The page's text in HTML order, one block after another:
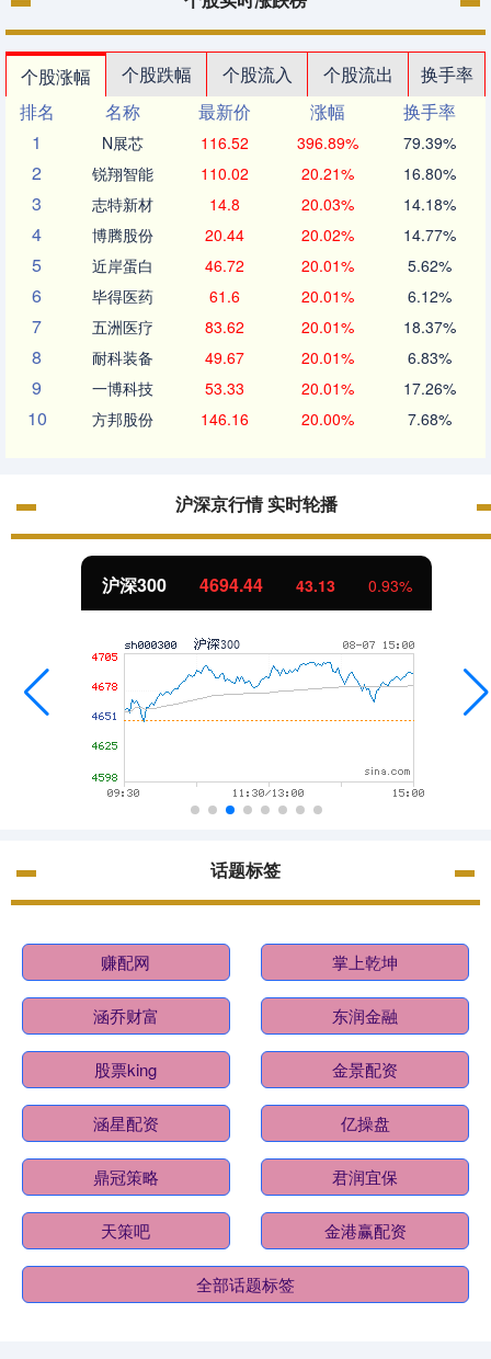
个股涨幅 个股跌幅 个股流入 个股流出
换手率
排名
名称 最新价 涨幅
换手率
1
N展芯 116.52 396.89% 79.39%
2 锐翔智能 110.02 20.21% 16.80%
3 志特新材 14.8 20.03% 14.18%
4 博腾股份 20.44 20.02% 14.77%
5 近岸蛋白 46.72 20.01% 5.62%
6 毕得医药 61.6 20.01% 6.12%
7 五洲医疗 83.62 20.01% 18.37%
8 耐科装备 49.67 20.01% 6.83%
9 一博科技 53.33 20.01% 17.26%
10 方邦股份 146.16 20.00% 7.68%
沪深京行情 实时轮播
沪深300 4694.44 43.13 0.93%
话题标签
赚配网 掌上乾坤
涵乔财富 东润金融
股票king 金景配资
涵星配资 亿操盘
鼎冠策略 君润宜保
天策吧 金港赢配资
全部话题标签